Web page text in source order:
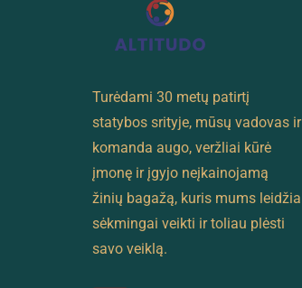
Turėdami 30 metų patirtį
statybos srityje, mūsų vadovas ir
komanda augo, veržliai kūrė
įmonę ir įgyjo neįkainojamą
žinių bagažą, kuris mums leidžia
sėkmingai veikti ir toliau plėsti
savo veiklą.